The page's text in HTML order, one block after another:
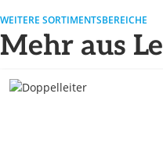
WEITERE SORTIMENTSBEREICHE
Mehr aus